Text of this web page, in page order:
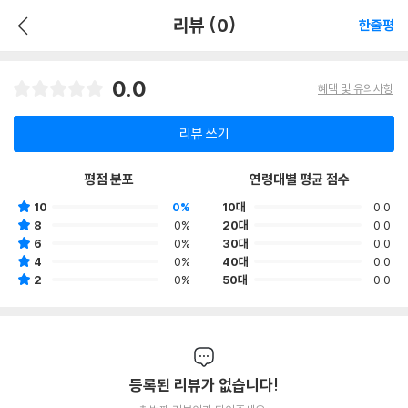
리뷰 (0) 한줄평
0.0 혜택 및 유의사항
리뷰 쓰기
평점 분포
10
0%
8
0%
6
0%
4
0%
2
0%
연령대별 평균 점수
10대
0.0
20대
0.0
30대
0.0
40대
0.0
50대
0.0
등록된 리뷰가 없습니다!